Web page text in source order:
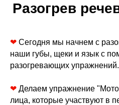
Разогрев
❤ Сегодня мы начнем с
наши губы, щеки и язык с
разогревающих упражнений.
❤ Делаем упражнение
лица, которые участвуют в